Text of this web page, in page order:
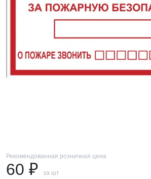
Рекомендованная розничная цена
60 ₽ за шт